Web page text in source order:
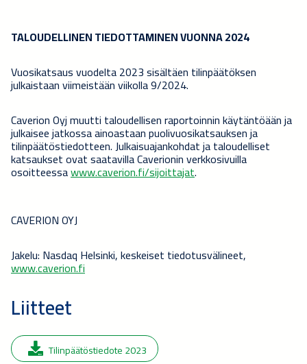
TALOUDELLINEN TIEDOTTAMINEN VUONNA 2024
Vuosikatsaus vuodelta 2023 sisältäen tilinpäätöksen
julkaistaan viimeistään viikolla 9/2024.
Caverion Oyj muutti taloudellisen raportoinnin käytäntöään ja
julkaisee jatkossa ainoastaan puolivuosikatsauksen ja
tilinpäätöstiedotteen. Julkaisuajankohdat ja taloudelliset
katsaukset ovat saatavilla Caverionin verkkosivuilla
osoitteessawww.caverion.fi/sijoittajat.
CAVERION OYJ
Jakelu: Nasdaq Helsinki, keskeiset tiedotusvälineet,
www.caverion.fi
Liitteet
Tilinpäätöstiedote 2023